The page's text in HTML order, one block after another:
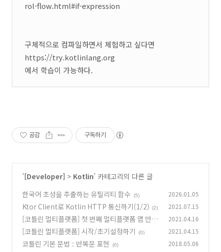
rol-flow.html#if-expression
구체적으로 컴파일하면서 체험하고 싶다면
https://try.kotlinlang.org
에서 학습이 가능하다.
공감 구독하기
'[Developer] > Kotlin' 카테고리의 다른 글
한국어 초성을 추출하는 유틸리티 함수
(5) 2026.01.05
Ktor Client로 Kotlin HTTP 통신하기(1/2) (2) 2021.07.15
[코틀린 멀티플랫폼] 첫 번째 멀티플랫폼 앱 만들
기 (0)
2021.04.16
[코틀린 멀티플랫폼] 시작/초기설정하기 (0) 2021.04.15
코틀린 기본 문법 :: 반복문 표현 (0) 2018.05.06